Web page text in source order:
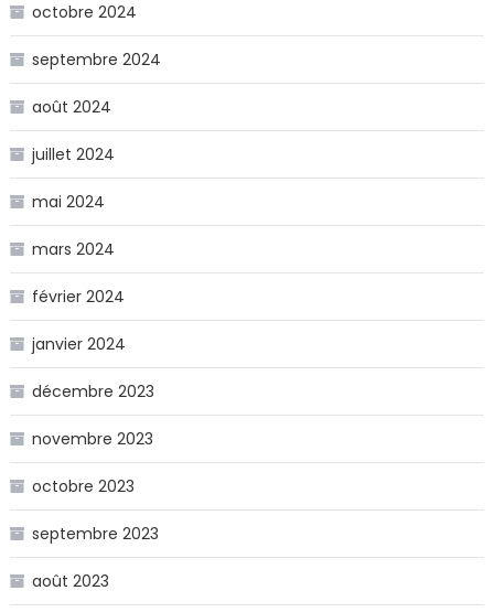
octobre 2024
septembre 2024
août 2024
juillet 2024
mai 2024
mars 2024
février 2024
janvier 2024
décembre 2023
novembre 2023
octobre 2023
septembre 2023
août 2023